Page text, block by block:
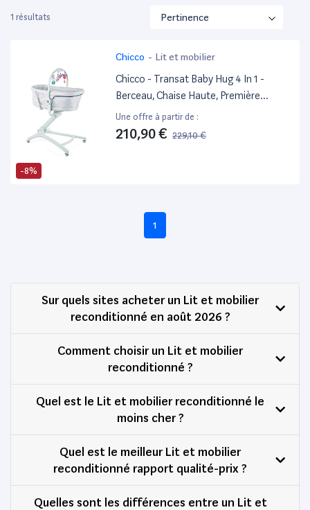
1 résultats
-8%
Chicco - Lit et mobilier
Chicco - Transat Baby Hug 4 In 1 -
Berceau, Chaise Haute, Première
Chaise Bébé - Glacial
Une offre à partir de :
210,90 € 229,10 €
1
Sur quels sites acheter un Lit et mobilier
reconditionné en août 2026 ?
Comment choisir un Lit et mobilier
reconditionné ?
Quel est le Lit et mobilier reconditionné le
moins cher ?
Quel est le meilleur Lit et mobilier
reconditionné rapport qualité-prix ?
Quelles sont les différences entre un Lit et